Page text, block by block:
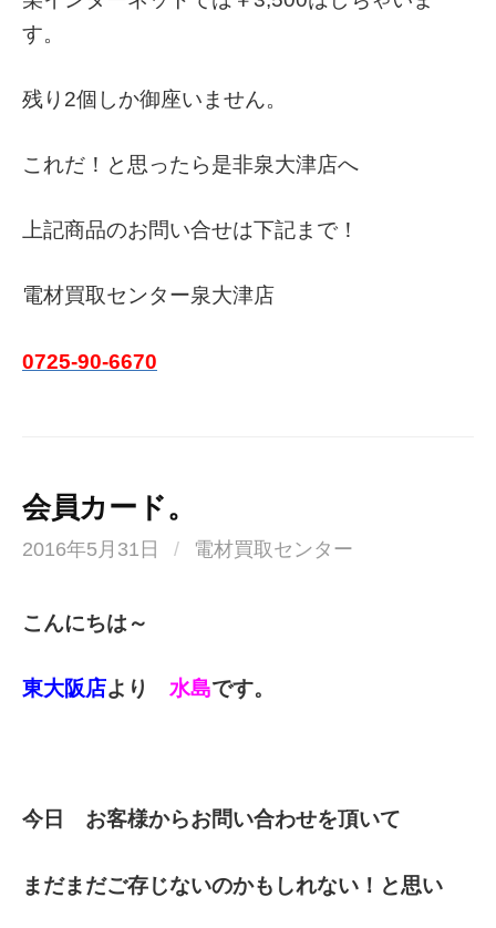
す。
残り2個しか御座いません。
これだ！と思ったら是非泉大津店へ
上記商品のお問い合せは下記まで！
電材買取センター泉大津店
0725-90-6670
会員カード。
2016年5月31日 / 電材買取センター
こんにちは～
東大阪店より 水島です。
今日 お客様からお問い合わせを頂いて
まだまだご存じないのかもしれない！と思い